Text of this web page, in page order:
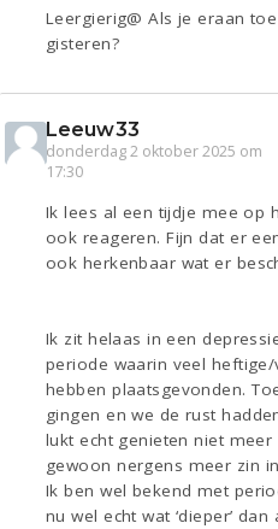
Leergierig@ Als je eraan
gisteren?
Leeuw33
donderdag 2 oktober 2025 om
17:30
Ik lees al een tijdje mee op
ook reageren. Fijn dat er
ook herkenbaar wat er
Ik zit helaas in een
periode waarin veel
hebben plaatsgevonden.
gingen en we de rust
lukt echt genieten niet
gewoon nergens meer zin
Ik ben wel bekend met
nu wel echt wat ‘dieper’ dan